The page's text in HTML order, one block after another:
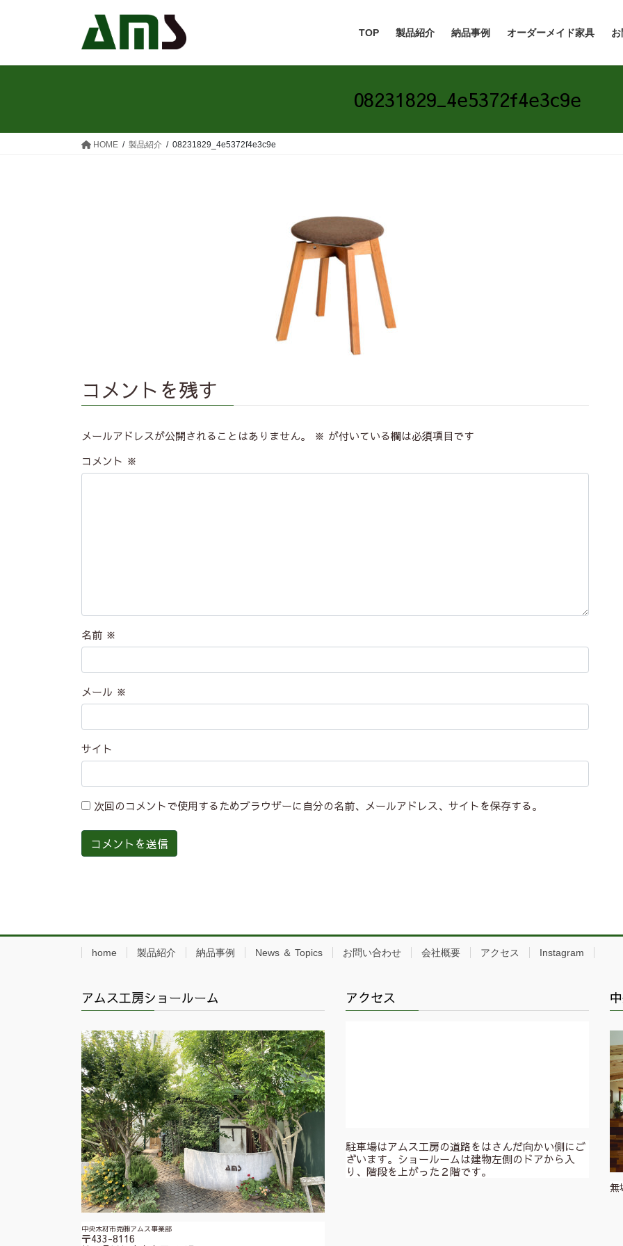
TOP 製品紹介 納品事例 オーダーメイド家具
08231829_4e5372f4e3c9e
HOME 製品紹介 08231829_4e5372f4e3c9e
コメントを残す
メールアドレスが公開されることはありません。 ※ が付いている欄は必須項目です
コメント ※
名前 ※
メール ※
サイト
次回のコメントで使用するためブラウザーに自分の名前、メールアドレス、サイトを保存する。
home 製品紹介 納品事例 News ＆ Topics お問い合わせ 会社概要 アクセス Instagram
アムス工房ショールーム
中央木材市売㈱アムス事業部
〒433-8116
アクセス
駐車場はアムス工房の道路をはさんだ向かい側にご
ざいます。ショールームは建物左側のドアから入
り、階段を上がった２階です。
無